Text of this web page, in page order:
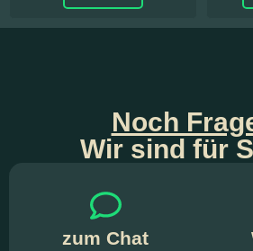
Noch
Wir sind für
zum Chat